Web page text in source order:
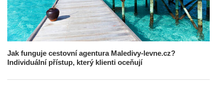
Jak funguje cestovní agentura Maledivy-levne.cz?
Individuální přístup, který klienti oceňují